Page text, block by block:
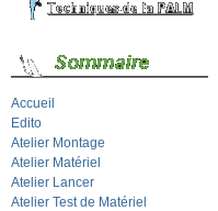
Accueil
Edito
Atelier Montage
Atelier Matériel
Atelier Lancer
Atelier Test de Matériel